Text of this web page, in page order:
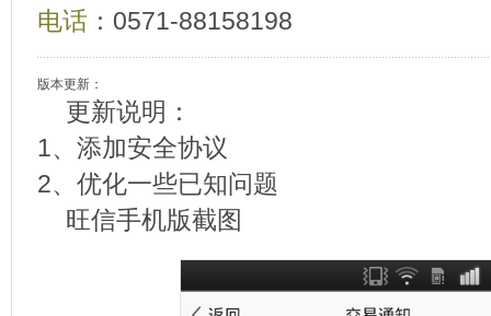
电话 ：0571-88158198
版本更新：
更新说明：
1、添加安全协议
2、优化一些已知问题
旺信手机版截图